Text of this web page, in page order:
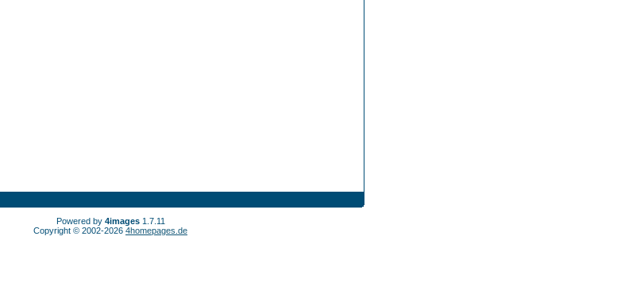
Powered by 4images1.7.11
Copyright © 2002-2026 4homepages.de